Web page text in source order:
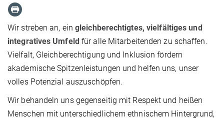
Wir streben an, ein gleichberechtigtes, vielfältiges und
integratives Umfeld für alle Mitarbeitenden zu schaffen.
Vielfalt, Gleichberechtigung und Inklusion fördern
akademische Spitzenleistungen und helfen uns, unser
volles Potenzial auszuschöpfen.
Wir behandeln uns gegenseitig mit Respekt und heißen
Menschen mit unterschiedlichem ethnischem Hintergrund,